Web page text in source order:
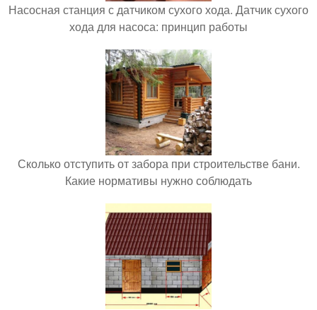
Насосная станция с датчиком сухого хода. Датчик сухого
хода для насоса: принцип работы
Сколько отступить от забора при строительстве бани.
Какие нормативы нужно соблюдать